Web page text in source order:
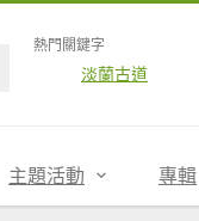
熱門關鍵字
淡蘭古道
主題活動 專輯